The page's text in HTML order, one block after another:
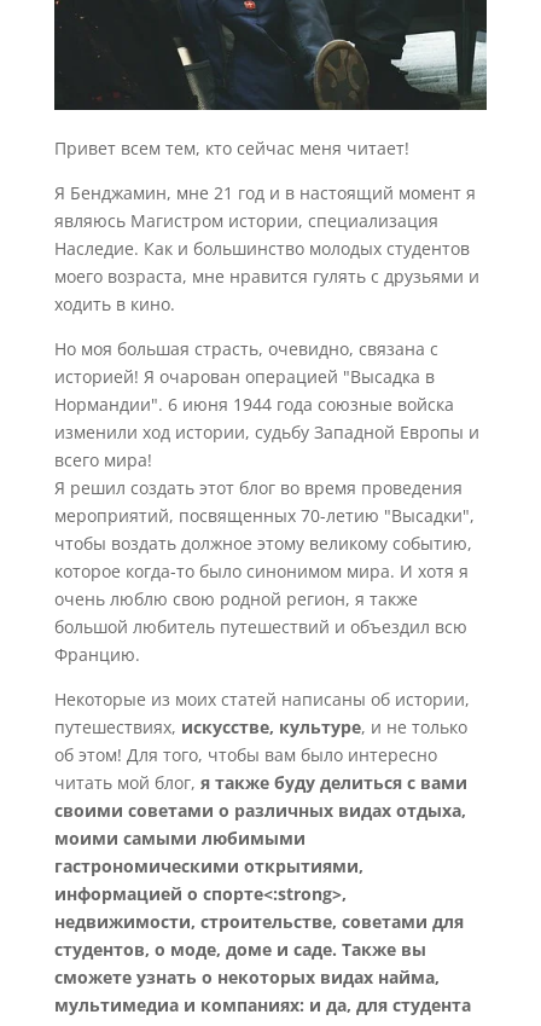
Привет всем тем, кто сейчас меня читает!
Я Бенджамин, мне 21 год и в настоящий момент я
являюсь Магистром истории, специализация
Наследие. Как и большинство молодых студентов
моего возраста, мне нравится гулять с друзьями и
ходить в кино.
Но моя большая страсть, очевидно, связана с
историей! Я очарован операцией "Высадка в
Нормандии". 6 июня 1944 года союзные войска
изменили ход истории, судьбу Западной Европы и
всего мира!
Я решил создать этот блог во время проведения
мероприятий, посвященных 70-летию "Высадки",
чтобы воздать должное этому великому событию,
которое когда-то было синонимом мира. И хотя я
очень люблю свою родной регион, я также
большой любитель путешествий и объездил всю
Францию.
Некоторые из моих статей написаны об истории,
путешествиях, искусстве, культуре, и не только
об этом! Для того, чтобы вам было интересно
читать мой блог, я также буду делиться с вами
своими советами о различных видах отдыха,
моими самыми любимыми
гастрономическими открытиями,
информацией о спорте<:strong>,
недвижимости, строительстве, советами для
студентов, о моде, доме и саде. Также вы
сможете узнать о некоторых видах найма,
мультимедиа и компаниях: и да, для студента